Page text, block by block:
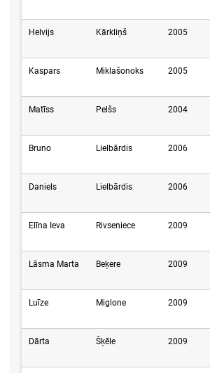
Helvijs Kārkliņš 2005
Kaspars Miklašonoks 2005
Matīss Pelšs 2004
Bruno Lielbārdis 2006
Daniels Lielbārdis 2006
Elīna Ieva Rivseniece 2009
Lāsma Marta Beķere 2009
Luīze Miglone 2009
Dārta Šķēle 2009